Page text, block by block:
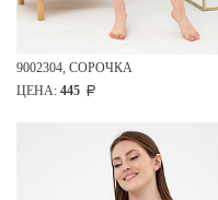
9002304, СОРОЧКА
ЦЕНА: 445